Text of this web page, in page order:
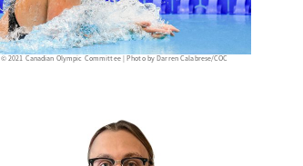
© 2021 Canadian Olympic Committee | Photo by Darren Calabrese/COC